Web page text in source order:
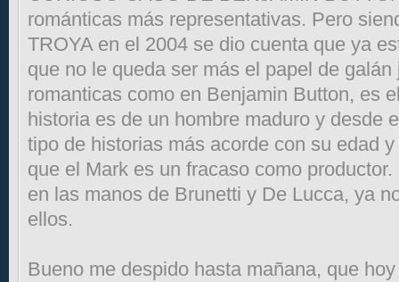
románticas más representativas. Pero
TROYA en el 2004 se dio cuenta que ya
que no le queda ser más el papel de
romanticas como en Benjamin Button, es
historia es de un hombre maduro y desde
tipo de historias más acorde con su edad
que el Mark es un fracaso como
en las manos de Brunetti y De Lucca, ya
ellos.
Bueno me despido hasta mañana, que